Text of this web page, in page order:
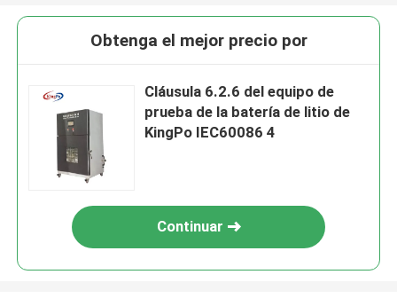
Obtenga el mejor precio por
Cláusula 6.2.6 del equipo de
prueba de la batería de litio de
KingPo IEC60086 4
Continuar